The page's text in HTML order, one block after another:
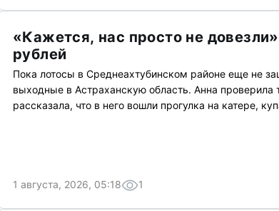
«Кажется, нас просто не
рублей
Пока лотосы в Среднеахтубинском районе еще не
выходные в Астраханскую область. Анна проверила
рассказала, что в него вошли прогулка на катере,
1 августа, 2026, 05:18 1